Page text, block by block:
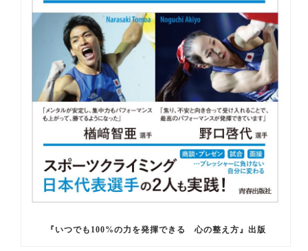
『いつでも100%の力を発揮できる 心の整え方』出版